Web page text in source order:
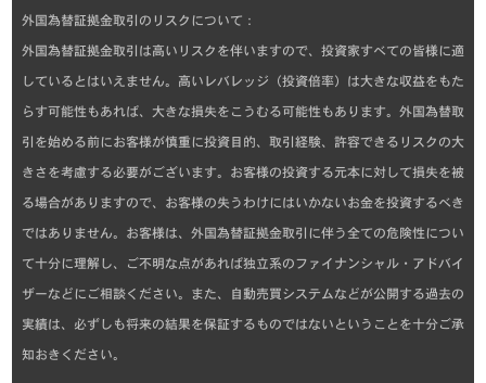
外国為替証拠金取引のリスクについて：
外国為替証拠金取引は高いリスクを伴いますので、投資家すべての皆様に適
しているとはいえません。高いレバレッジ（投資倍率）は大きな収益をもた
らす可能性もあれば、大きな損失をこうむる可能性もあります。外国為替取
引を始める前にお客様が慎重に投資目的、取引経験、許容できるリスクの大
きさを考慮する必要がございます。お客様の投資する元本に対して損失を被
る場合がありますので、お客様の失うわけにはいかないお金を投資するべき
ではありません。お客様は、外国為替証拠金取引に伴う全ての危険性につい
て十分に理解し、ご不明な点があれば独立系のファイナンシャル・アドバイ
ザーなどにご相談ください。また、自動売買システムなどが公開する過去の
実績は、必ずしも将来の結果を保証するものではないということを十分ご承
知おきください。